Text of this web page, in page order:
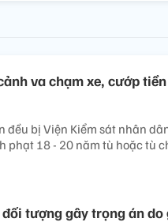
va chạm xe, cướp
đều bị Viện Kiểm sát nhân
phạt 18 - 20 năm tù hoặc tù
tượng gây trọng án do